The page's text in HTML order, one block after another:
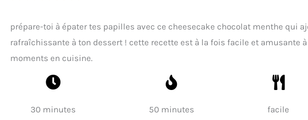
prépare-toi à épater tes papilles avec ce cheesecake chocolat menthe qui
rafraîchissante à ton dessert ! cette recette est à la fois facile et amusante
moments en cuisine.
30 minutes 50 minutes facile